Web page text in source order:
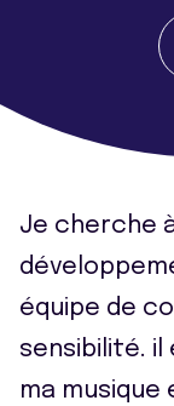
Je cherche
équipe de
sensibilité.
ma musique